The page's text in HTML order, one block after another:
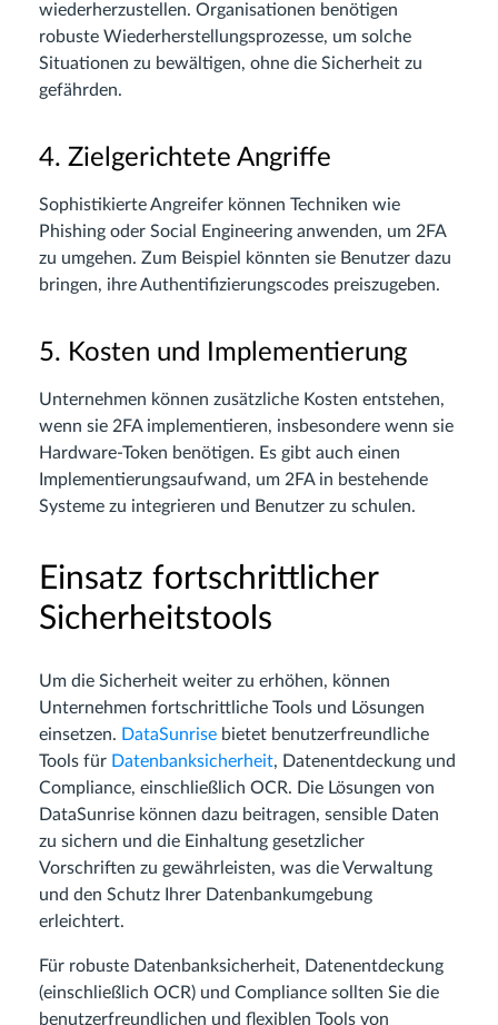
wiederherzustellen. Organisationen benötigen
robuste Wiederherstellungsprozesse, um solche
Situationen zu bewältigen, ohne die Sicherheit zu
gefährden.
4. Zielgerichtete Angriffe
Sophistikierte Angreifer können Techniken wie
Phishing oder Social Engineering anwenden, um 2FA
zu umgehen. Zum Beispiel könnten sie Benutzer dazu
bringen, ihre Authentifizierungscodes preiszugeben.
5. Kosten und Implementierung
Unternehmen können zusätzliche Kosten entstehen,
wenn sie 2FA implementieren, insbesondere wenn sie
Hardware-Token benötigen. Es gibt auch einen
Implementierungsaufwand, um 2FA in bestehende
Systeme zu integrieren und Benutzer zu schulen.
Einsatz fortschrittlicher
Sicherheitstools
Um die Sicherheit weiter zu erhöhen, können
Unternehmen fortschrittliche Tools und Lösungen
einsetzen. DataSunrise bietet benutzerfreundliche
Tools für Datenbanksicherheit, Datenentdeckung und
Compliance, einschließlich OCR. Die Lösungen von
DataSunrise können dazu beitragen, sensible Daten
zu sichern und die Einhaltung gesetzlicher
Vorschriften zu gewährleisten, was die Verwaltung
und den Schutz Ihrer Datenbankumgebung
erleichtert.
Für robuste Datenbanksicherheit, Datenentdeckung
(einschließlich OCR) und Compliance sollten Sie die
benutzerfreundlichen und flexiblen Tools von